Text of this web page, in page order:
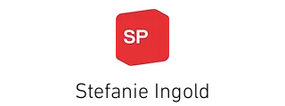
Stefanie Ingold